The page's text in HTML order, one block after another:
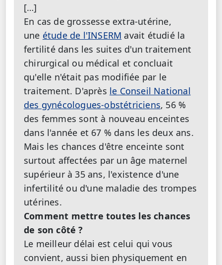
[…]
En cas de grossesse extra-utérine,
une étude de l'INSERM avait étudié la
fertilité dans les suites d'un traitement
chirurgical ou médical et concluait
qu'elle n'était pas modifiée par le
traitement. D'après le Conseil National
des gynécologues-obstétriciens, 56 %
des femmes sont à nouveau enceintes
dans l'année et 67 % dans les deux ans.
Mais les chances d'être enceinte sont
surtout affectées par un âge maternel
supérieur à 35 ans, l'existence d'une
infertilité ou d'une maladie des trompes
utérines.
Comment mettre toutes les chances
de son côté ?
Le meilleur délai est celui qui vous
convient, aussi bien physiquement en